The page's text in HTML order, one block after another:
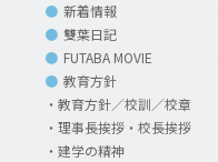
新着情報
雙葉日記
FUTABA MOVIE
教育方針
教育方針／校訓／校章
理事長挨拶・校長挨拶
建学の精神